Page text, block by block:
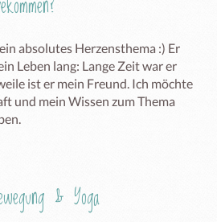
absolutes Herzensthema :) Er
Leben lang: Lange Zeit war er
ist er mein Freund. Ich möchte
und mein Wissen zum Thema
& Yoga